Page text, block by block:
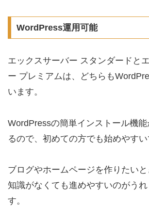
WordPress運用可能
エックスサーバー スタンダードと
ー プレミアムは、どちらも
います。
WordPressの簡単インストール機
るので、初めての方でも始めやすい
ブログやホームページを作りたい
知識がなくても進めやすいのがう
す。